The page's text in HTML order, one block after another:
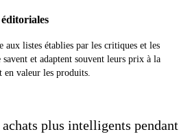
aux listes établies par les critiques et les
et adaptent souvent leurs prix à la
en valeur les produits.
plus intelligents pendant